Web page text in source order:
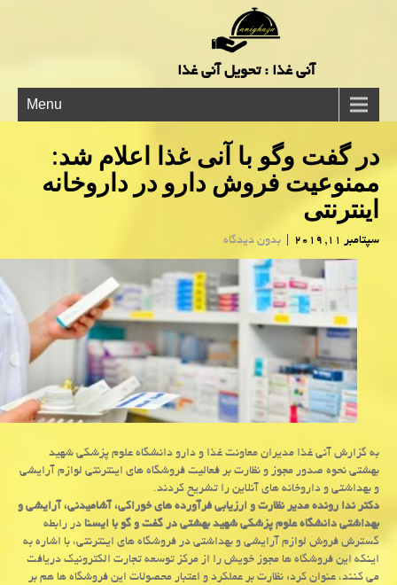
آنی غذا : تحویل آنی غذا
Menu
در گفت وگو با آنی غذا اعلام شد:
ممنوعیت فروش دارو در داروخانه
اینترنتی
سپتامبر 11, 2019 | بدون دیدگاه
به گزارش آنی غذا مدیران معاونت غذا و دارو دانشگاه علوم پزشكی شهید
بهشتی نحوه صدور مجوز و نظارت بر فعالیت فروشگاه های اینترنتی لوازم آرایشی
و بهداشتی و داروخانه های آنلاین را تشریح كردند.
دكتر ندا رونده مدیر نظارت و ارزیابی فرآورده های خوراكی، آشامیدنی، آرایشی و
بهداشتی دانشگاه علوم پزشكی شهید بهشتی در گفت و گو با ایسنادر رابطه
گسترش فروش لوازم آرایشی و بهداشتی در فروشگاه های اینترنتی، با اشاره به
اینكه این فروشگاه ها مجوز خویش را از مركز توسعه تجارت الكترونیك دریافت
می كنند، عنوان كرد: نظارت بر عملكرد و اعتبار محصولات این فروشگاه ها هم بر